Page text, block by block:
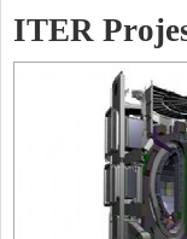
ITER